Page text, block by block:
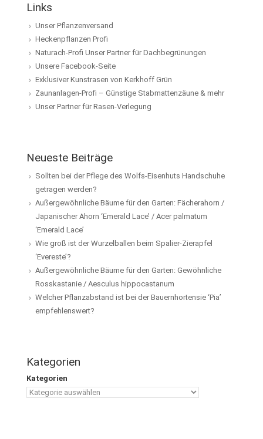
Links
Unser Pflanzenversand
Heckenpflanzen Profi
Naturach-Profi Unser Partner für Dachbegrünungen
Unsere Facebook-Seite
Exklusiver Kunstrasen von Kerkhoff Grün
Zaunanlagen-Profi – Günstige Stabmattenzäune & mehr
Unser Partner für Rasen-Verlegung
Neueste Beiträge
Sollten bei der Pflege des Wolfs-Eisenhuts Handschuhe
getragen werden?
Außergewöhnliche Bäume für den Garten: Fächerahorn /
Japanischer Ahorn ‘Emerald Lace’ / Acer palmatum
‘Emerald Lace’
Wie groß ist der Wurzelballen beim Spalier-Zierapfel
‘Evereste’?
Außergewöhnliche Bäume für den Garten: Gewöhnliche
Rosskastanie / Aesculus hippocastanum
Welcher Pflanzabstand ist bei der Bauernhortensie ‘Pia’
empfehlenswert?
Kategorien
Kategorien